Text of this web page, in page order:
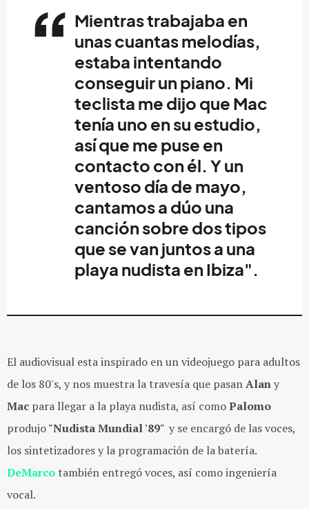
Mientras trabajaba en
unas cuantas melodías,
estaba intentando
conseguir un piano. Mi
teclista me dijo que Mac
tenía uno en su estudio,
así que me puse en
contacto con él. Y un
ventoso día de mayo,
cantamos a dúo una
canción sobre dos tipos
que se van juntos a una
playa nudista en Ibiza".
El audiovisual esta inspirado en un videojuego para adultos
de los 80's, y nos muestra la travesía que pasanAlany
Mac para llegar a la playa nudista, así comoPalomo
produjo"Nudista Mundial '89" y se encargó de las voces,
los sintetizadores y la programación de la batería.
DeMarco también entregó voces, así como ingeniería
vocal.